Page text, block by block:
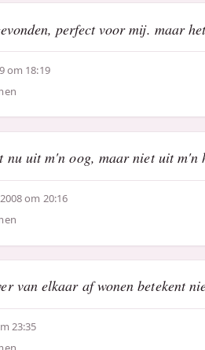
perfect voor mij. maar
om 18:19
nu uit m'n oog, maar niet uit m'n
om 20:16
van elkaar af wonen betekent
23:35